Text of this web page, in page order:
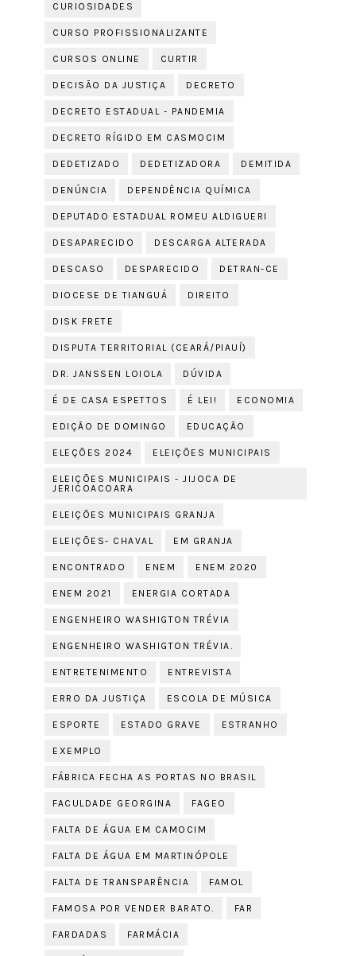
CURIOSIDADES
CURSO PROFISSIONALIZANTE
CURSOS ONLINE CURTIR
DECISÃO DA JUSTIÇA DECRETO
DECRETO ESTADUAL - PANDEMIA
DECRETO RÍGIDO EM CASMOCIM
DEDETIZADO DEDETIZADORA DEMITIDA
DENÚNCIA DEPENDÊNCIA QUÍMICA
DEPUTADO ESTADUAL ROMEU ALDIGUERI
DESAPARECIDO DESCARGA ALTERADA
DESCASO DESPARECIDO DETRAN-CE
DIOCESE DE TIANGUÁ DIREITO
DISK FRETE
DISPUTA TERRITORIAL (CEARÁ/PIAUÍ)
DR. JANSSEN LOIOLA DÚVIDA
É DE CASA ESPETTOS É LEI! ECONOMIA
EDIÇÃO DE DOMINGO EDUCAÇÃO
ELEÇÕES 2024 ELEIÇÕES MUNICIPAIS
ELEIÇÕES MUNICIPAIS - JIJOCA DE
JERICOACOARA
ELEIÇÕES MUNICIPAIS GRANJA
ELEIÇÕES- CHAVAL EM GRANJA
ENCONTRADO ENEM ENEM 2020
ENEM 2021 ENERGIA CORTADA
ENGENHEIRO WASHIGTON TRÉVIA
ENGENHEIRO WASHIGTON TRÉVIA.
ENTRETENIMENTO ENTREVISTA
ERRO DA JUSTIÇA ESCOLA DE MÚSICA
ESPORTE ESTADO GRAVE ESTRANHO
EXEMPLO
FÁBRICA FECHA AS PORTAS NO BRASIL
FACULDADE GEORGINA FAGEO
FALTA DE ÁGUA EM CAMOCIM
FALTA DE ÁGUA EM MARTINÓPOLE
FALTA DE TRANSPARÊNCIA FAMOL
FAMOSA POR VENDER BARATO. FAR
FARDADAS FARMÁCIA